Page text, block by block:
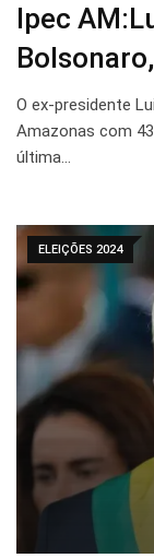
Ipec
O ex-presidente
Amazonas com
última…
ELEIÇÕES 2024